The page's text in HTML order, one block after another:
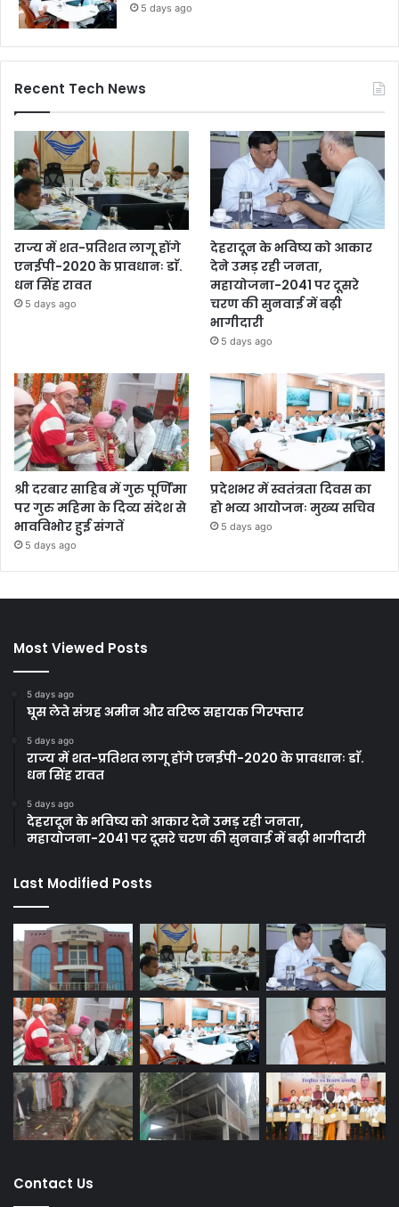
5 days ago
Recent Tech News
राज्य में शत-प्रतिशत लागू होंगे
एनईपी-2020 के प्रावधानः डाॅ.
धन सिंह रावत
5 days ago
देहरादून के भविष्य को आकार
देने उमड़ रही जनता,
महायोजना-2041 पर दूसरे
चरण की सुनवाई में बढ़ी
भागीदारी
5 days ago
श्री दरबार साहिब में गुरु पूर्णिमा
पर गुरु महिमा के दिव्य संदेश से
भावविभोर हुई संगतें
5 days ago
प्रदेशभर में स्वतंत्रता दिवस का
हो भव्य आयोजनः मुख्य सचिव
5 days ago
Most Viewed Posts
5 days ago
घूस लेते संग्रह अमीन और वरिष्ठ सहायक गिरफ्तार
5 days ago
राज्य में शत-प्रतिशत लागू होंगे एनईपी-2020 के प्रावधानः डाॅ.
धन सिंह रावत
5 days ago
देहरादून के भविष्य को आकार देने उमड़ रही जनता,
महायोजना-2041 पर दूसरे चरण की सुनवाई में बढ़ी भागीदारी
Last Modified Posts
Contact Us